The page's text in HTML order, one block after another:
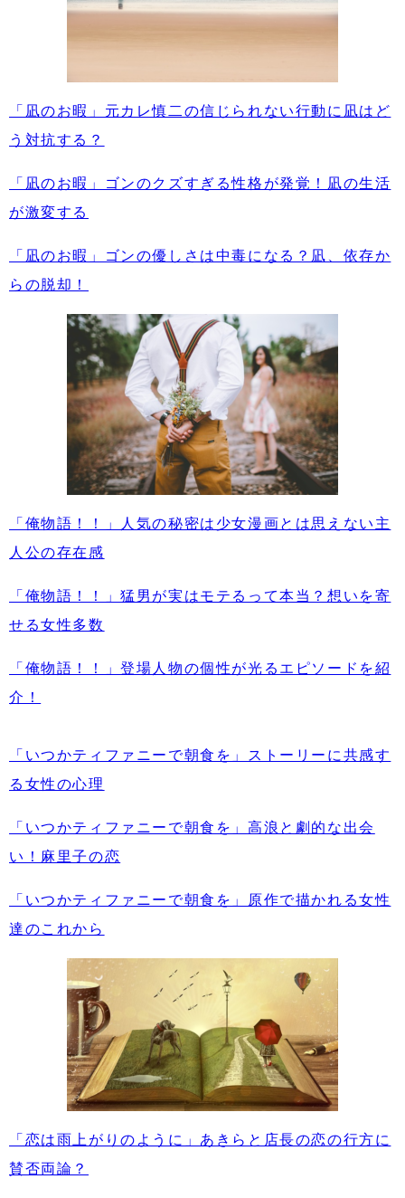
「凪のお暇」元カレ慎二の信じられない行動に凪はど
う対抗する？
「凪のお暇」ゴンのクズすぎる性格が発覚！凪の生活
が激変する
「凪のお暇」ゴンの優しさは中毒になる？凪、依存か
らの脱却！
「俺物語！！」人気の秘密は少女漫画とは思えない主
人公の存在感
「俺物語！！」猛男が実はモテるって本当？想いを寄
せる女性多数
「俺物語！！」登場人物の個性が光るエピソードを紹
介！
「いつかティファニーで朝食を」ストーリーに共感す
る女性の心理
「いつかティファニーで朝食を」高浪と劇的な出会
い！麻里子の恋
「いつかティファニーで朝食を」原作で描かれる女性
達のこれから
「恋は雨上がりのように」あきらと店長の恋の行方に
賛否両論？